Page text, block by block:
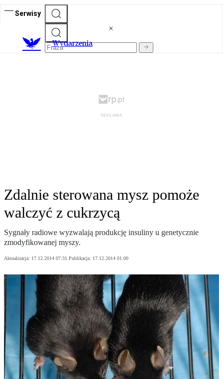
Serwisy
Wydarzenia
Zdalnie sterowana mysz pomoże
walczyć z cukrzycą
Sygnały radiowe wyzwalają produkcję insuliny u genetycznie
zmodyfikowanej myszy.
Aktualizacja: 17.12.2014 07:31 Publikacja: 17.12.2014 01:00